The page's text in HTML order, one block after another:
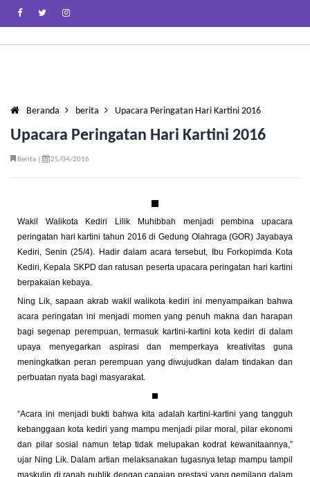
Beranda berita Upacara Peringatan Hari Kartini 2016
Upacara Peringatan Hari Kartini 2016
Berita | 25/04/2016
Wakil Walikota Kediri Lilik Muhibbah menjadi pembina upacara
peringatan hari kartini tahun 2016 di Gedung Olahraga (GOR) Jayabaya
Kediri, Senin (25/4). Hadir dalam acara tersebut, Ibu Forkopimda Kota
Kediri, Kepala SKPD dan ratusan peserta upacara peringatan hari kartini
berpakaian kebaya.
Ning Lik, sapaan akrab wakil walikota kediri ini menyampaikan bahwa
acara peringatan ini menjadi momen yang penuh makna dan harapan
bagi segenap perempuan, termasuk kartini-kartini kota kediri di dalam
upaya menyegarkan aspirasi dan memperkaya kreativitas guna
meningkatkan peran perempuan yang diwujudkan dalam tindakan dan
perbuatan nyata bagi masyarakat.
“Acara ini menjadi bukti bahwa kita adalah kartini-kartini yang tangguh
kebanggaan kota kediri yang mampu menjadi pilar moral, pilar ekonomi
dan pilar sosial namun tetap tidak melupakan kodrat kewanitaannya,”
ujar Ning Lik. Dalam artian melaksanakan tugasnya tetap mampu tampil
maskulin di ranah publik dengan capaian prestasi yang gemilang dalam